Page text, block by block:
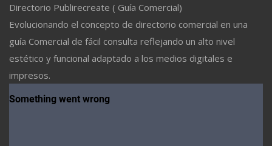
Directorio Publirecreate ( Guía Comercial)
Evolucionando el concepto de directorio comercial en una
guía Comercial de fácil consulta reflejando un alto nivel
estético y funcional adaptado a los medios digitales e
impresos.